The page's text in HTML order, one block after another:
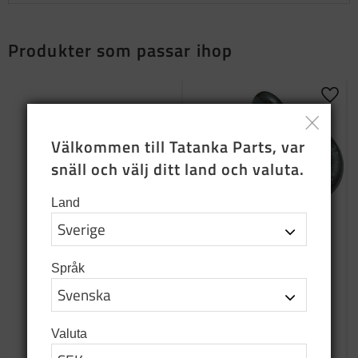
Produkter som passar ihop
3,25 ton lyrschakel vinsch
utrustning
Välkommen till Tatanka Parts, var
snäll och välj ditt land och valuta.
Land
Språk
Valuta